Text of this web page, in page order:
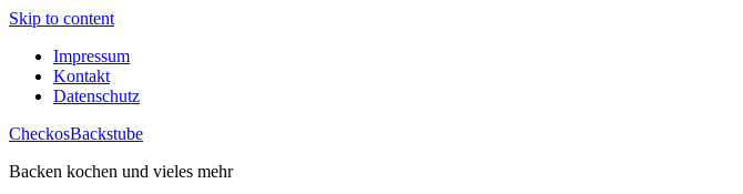
Skip to content
Impressum
Kontakt
Datenschutz
CheckosBackstube
Backen kochen und vieles mehr